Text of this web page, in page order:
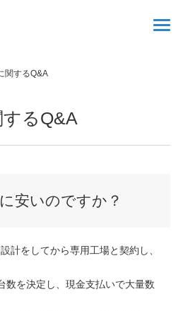
関するQ&A
るQ&A
安いのですか？
計をしてから専用工場と契約し、
数を決定し、現金支払いで大量数